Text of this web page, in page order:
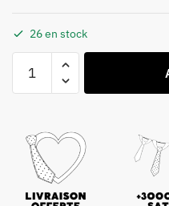
26 en stock